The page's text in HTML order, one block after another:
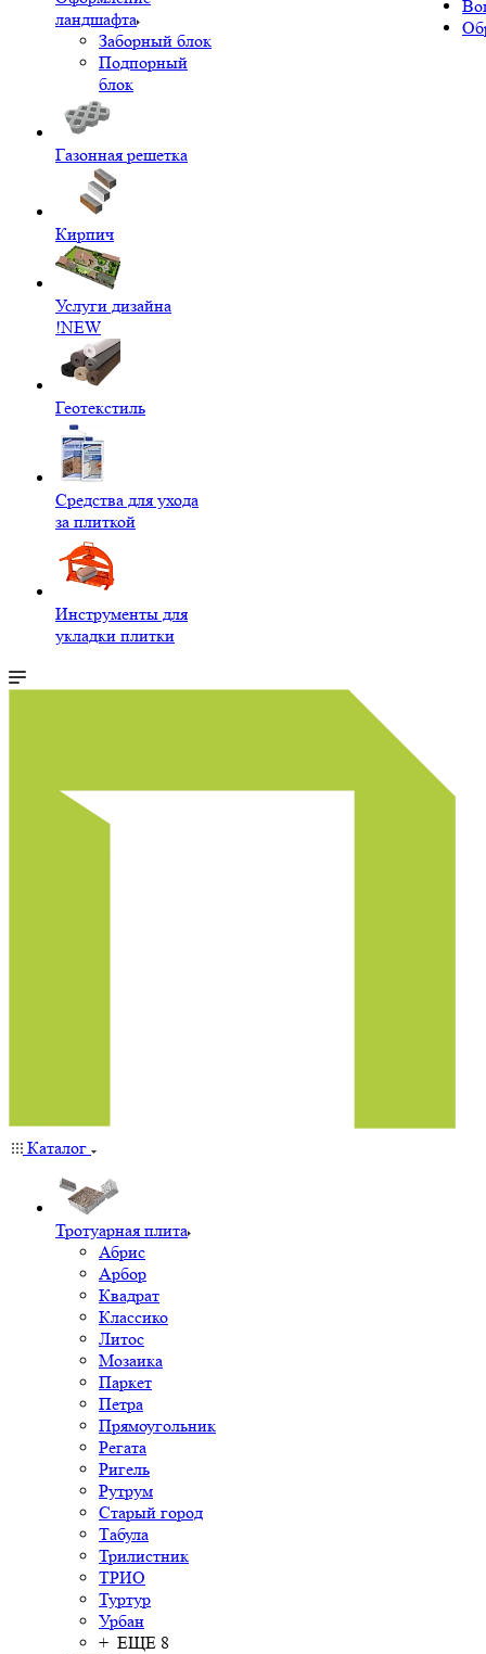
ландшафта
Заборный блок
Подпорный
блок
Газонная решетка
Кирпич
Услуги дизайна
!NEW
Геотекстиль
Средства для ухода
за плиткой
Инструменты для
укладки плитки
Каталог
Тротуарная плита
Абрис
Арбор
Квадрат
Классико
Литос
Мозаика
Паркет
Петра
Прямоугольник
Регата
Ригель
Рутрум
Старый город
Табула
Трилистник
ТРИО
Туртур
Урбан
+ ЕЩЕ 8